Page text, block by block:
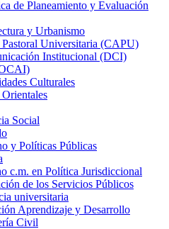
de Planeamiento y Evaluación
y Urbanismo
Pastoral Universitaria (CAPU)
Institucional (DCI)
Culturales
Social
y Políticas Públicas
c.m. en Política Jurisdiccional
de los Servicios Públicos
universitaria
Aprendizaje y Desarrollo
Civil